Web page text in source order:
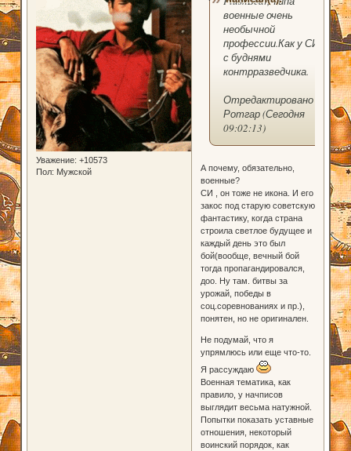
Уважение: +10573
Пол: Мужской
военные очень
необычной
профессии.Как у СИ
с буднями
контрразведчика.
Отредактировано
Ротгар (Сегодня
09:02:13)
А почему, обязательно,
военные?
СИ , он тоже не икона. И его
закос под старую советскую
фантастику, когда страна
строила светлое будущее и
каждый день это был
бой(вообще, вечный бой
тогда пропагандировался,
доо. Ну там. битвы за
урожай, победы в
соц.соревнованиях и пр.),
понятен, но не оригинален.
Не подумай, что я
упрямлюсь или еще что-то.
Я рассуждаю
Военная тематика, как
правило, у начписов
выглядит весьма натужной.
Попытки показать уставные
отношения, некоторый
воинский порядок, как